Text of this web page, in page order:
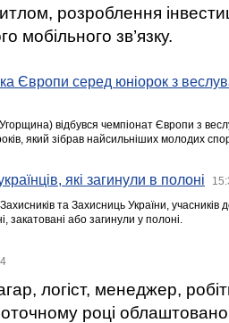
розроблення
мобільного зв’язку.
Європи серед юніорок з
відбувся чемпіонат Європи з
який зібрав найсильніших молодих
які загинули в полоні
та Захисниць України,
закатовані або загинули у полоні.
логіст, менеджер,
році